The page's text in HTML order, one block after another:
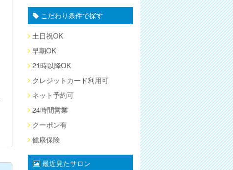
こだわり条件で探す
土日祝OK
早朝OK
21時以降OK
クレジットカード利用可
ネット予約可
24時間営業
クーポン有
健康保険
最近見たサロン